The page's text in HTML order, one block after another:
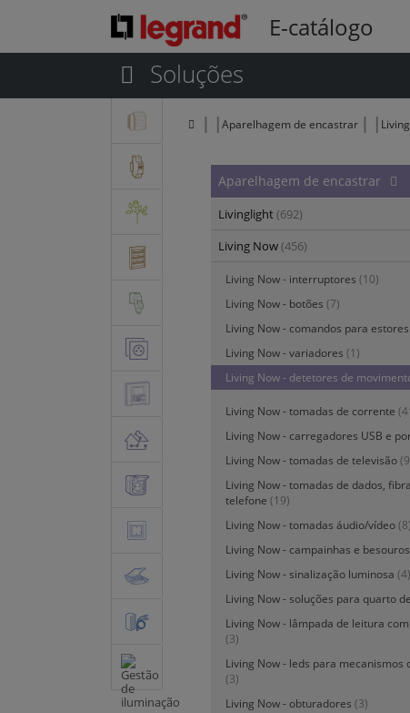
E-catálogo
Soluções
Aparelhagem de encastrar
Aparelhagem de encastrar
Livinglight(692)
Living Now(456)
Living Now - interruptores (10)
Living Now - botões (7)
Living Now - comandos para estores
Living Now - variadores (1)
Living Now - detetores de
Living Now - tomadas de corrente
Living Now - carregadores USB e
Living Now - tomadas de televisão
Living Now - tomadas de dados,
telefone (19)
Living Now - tomadas áudio/vídeo(8)
Living Now - campainhas e besouros
Living Now - sinalização luminosa (4)
Living Now - soluções para quarto
Living Now - lâmpada de leitura
(3)
Living Now - leds para mecanismos
(3)
Living Now - obturadores (3)